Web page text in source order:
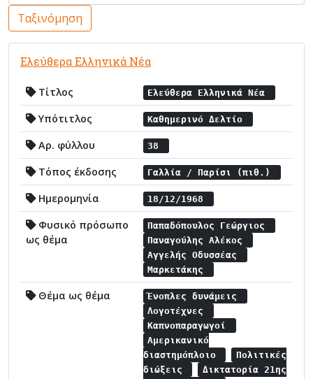
Ταξινόμηση
Ελεύθερα Ελληνικά Νέα
Τίτλος Ελεύθερα Ελληνικά Νέα
Υπότιτλος Καθημερινό Δελτίο
Αρ. φύλλου 38
Τόπος έκδοσης Γαλλία / Παρίσι (πιθ.)
Ημερομηνία 18/12/1968
Φυσικό πρόσωπο
ως θέμα
Παπαδόπουλος Γεώργιος
Παναγούλης Αλέκος
Αγγελής Οδυσσέας
Μαρκετάκης
Θέμα ως θέμα
Ένοπλες δυνάμεις
Λογοτέχνες
Καπνοπαραγωγοί
Αμερικανικό
διαστημόπλοιο
Πολιτικές
διώξεις
Δικτατορία 21ης